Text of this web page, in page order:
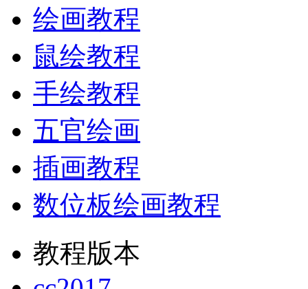
绘画教程
鼠绘教程
手绘教程
五官绘画
插画教程
数位板绘画教程
教程版本